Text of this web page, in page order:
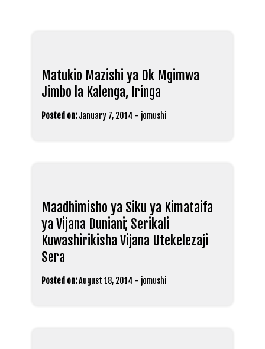
Matukio Mazishi ya Dk Mgimwa
Jimbo la Kalenga, Iringa
Posted on: January 7, 2014 - jomushi
Maadhimisho ya Siku ya Kimataifa
ya Vijana Duniani; Serikali
Kuwashirikisha Vijana Utekelezaji
Sera
Posted on:August 18, 2014 - jomushi